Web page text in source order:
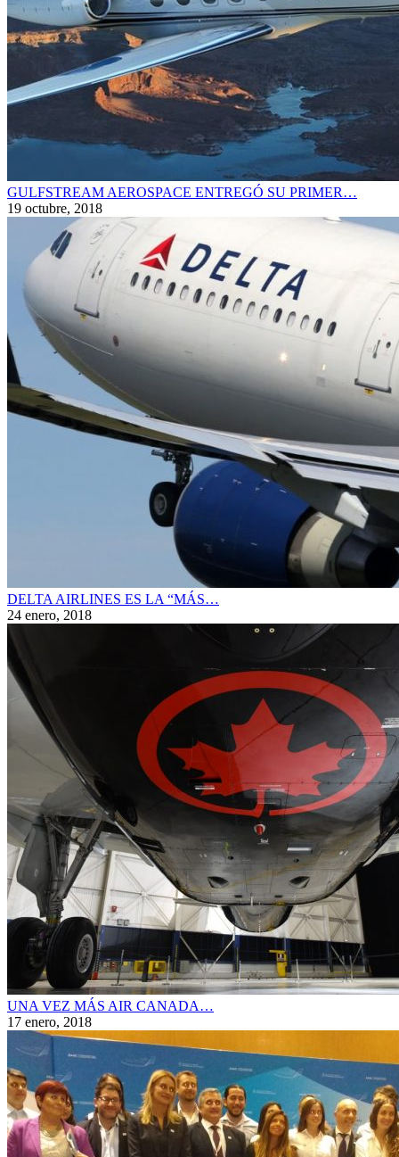
GULFSTREAM AEROSPACE ENTREGÓ SU PRIMER…
19 octubre, 2018
DELTA AIRLINES ES LA “MÁS…
24 enero, 2018
UNA VEZ MÁS AIR CANADA…
17 enero, 2018